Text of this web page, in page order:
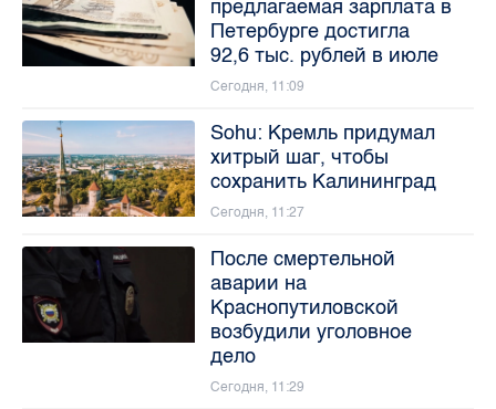
предлагаемая зарплата в
Петербурге достигла
92,6 тыс. рублей в июле
Сегодня, 11:09
Sohu: Кремль придумал
хитрый шаг, чтобы
сохранить Калининград
Сегодня, 11:27
После смертельной
аварии на
Краснопутиловской
возбудили уголовное
дело
Сегодня, 11:29